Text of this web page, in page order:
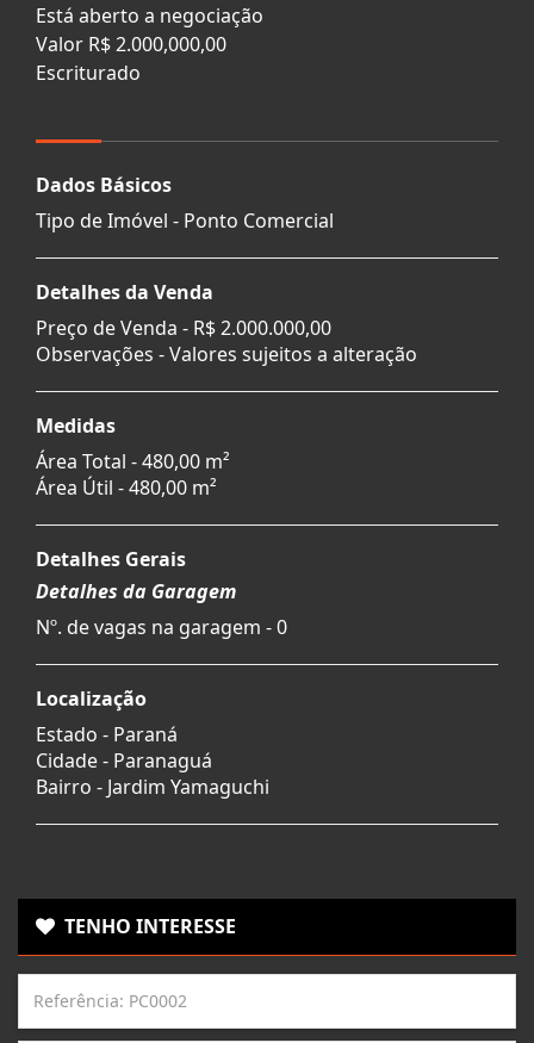
Está aberto a negociação
Valor R$ 2.000,000,00
Escriturado
Dados Básicos
Tipo de Imóvel - Ponto Comercial
Detalhes da Venda
Preço de Venda - R$ 2.000.000,00
Observações - Valores sujeitos a alteração
Medidas
Área Total - 480,00 m²
Área Útil - 480,00 m²
Detalhes Gerais
Detalhes da Garagem
Nº. de vagas na garagem - 0
Localização
Estado - Paraná
Cidade - Paranaguá
Bairro - Jardim Yamaguchi
TENHO INTERESSE